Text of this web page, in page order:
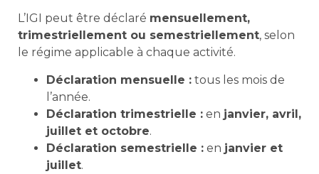
L’IGI peut être déclaré mensuellement,
trimestriellement ou semestriellement, selon
le régime applicable à chaque activité.
Déclaration mensuelle : tous les mois de
l’année.
Déclaration trimestrielle : en janvier, avril,
juillet et octobre.
Déclaration semestrielle : en janvier et
juillet.